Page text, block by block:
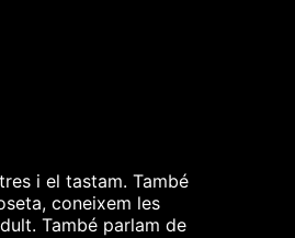
i el tastam. També
coneixem les
També parlam de